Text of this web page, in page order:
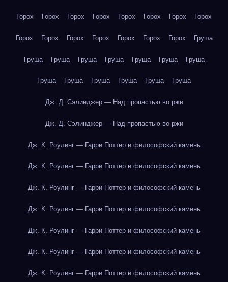
Горох Горох Горох Горох Горох Горох Горох Горох
Горох Горох Горох Горох Горох Горох Горох Груша
Груша Груша Груша Груша Груша Груша Груша
Груша Груша Груша Груша Груша Груша
Дж. Д. Сэлинджер — Над пропастью во ржи
Дж. Д. Сэлинджер — Над пропастью во ржи
Дж. К. Роулинг — Гарри Поттер и философский камень
Дж. К. Роулинг — Гарри Поттер и философский камень
Дж. К. Роулинг — Гарри Поттер и философский камень
Дж. К. Роулинг — Гарри Поттер и философский камень
Дж. К. Роулинг — Гарри Поттер и философский камень
Дж. К. Роулинг — Гарри Поттер и философский камень
Дж. К. Роулинг — Гарри Поттер и философский камень